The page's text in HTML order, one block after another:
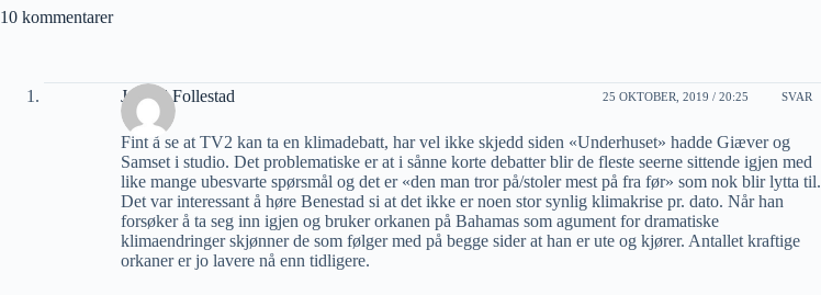
10 kommentarer
Jørund Follestad 25 OKTOBER, 2019 / 20:25 SVAR
Fint å se at TV2 kan ta en klimadebatt, har vel ikke skjedd siden «Underhuset» hadde Giæver og
Samset i studio. Det problematiske er at i sånne korte debatter blir de fleste seerne sittende igjen med
like mange ubesvarte spørsmål og det er «den man tror på/stoler mest på fra før» som nok blir lytta til.
Det var interessant å høre Benestad si at det ikke er noen stor synlig klimakrise pr. dato. Når han
forsøker å ta seg inn igjen og bruker orkanen på Bahamas som agument for dramatiske
klimaendringer skjønner de som følger med på begge sider at han er ute og kjører. Antallet kraftige
orkaner er jo lavere nå enn tidligere.